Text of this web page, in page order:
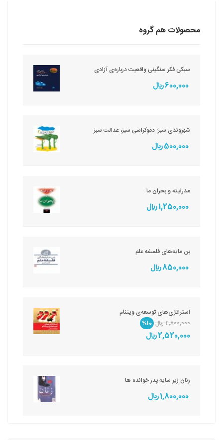
محصولات هم گروه
سبکی فکر سنگینی واقعیت درباره‌ی آزادی
600,000 ريال
شهروندی سبز: دموکراسی سبز، عدالت سبز
500,000 ريال
مدرنیته و بحران ما
1,250,000 ريال
بن مایه‌های فلسفه علم
850,000 ريال
استراتژی‌های توسعه‌ی ویتنام
2,800,000 ريال
%10
2,520,000 ريال
زنان زیر سایه پدر خوانده ها
1,800,000 ريال